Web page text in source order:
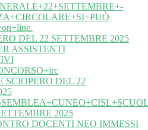
DEL 22 SETTEMBRE 2025
ASSISTENTI
SCIOPERO DEL 22
2025
DOCENTI NEO IMMESSI